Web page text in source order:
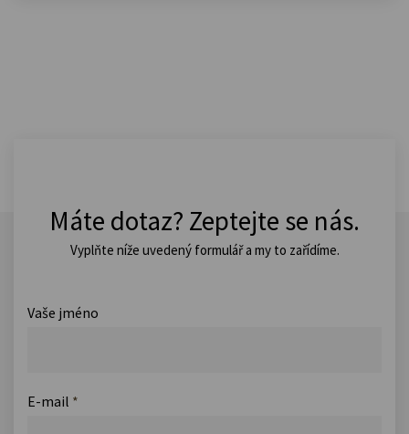
Máte dotaz? Zeptejte se nás.
Vyplňte níže uvedený formulář a my to zařídíme.
Vaše jméno
E-mail *